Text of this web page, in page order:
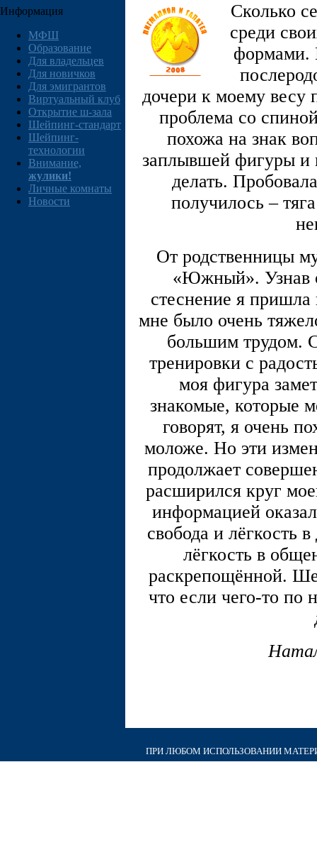
Информация
МФШ
Образование
Для владельцев
Для новичков
Для эмигрантов
Виртуальный клуб
Открытие ш-зала
Шейпинг-стандарт
Шейпинг-
технологии
Внимание,
жулики!
Личные комнаты
Новости
Сколько
среди
формами.
дочери к моему весу
проблема со
похожа на знак
заплывшей фигуры и
делать.
получилось –
От родственницы
«Южный». Узнав
стеснение я пришла
мне было очень
большим трудом.
тренировки с
моя фигура
знакомые, которые
говорят, я очень
моложе. Но эти
продолжает
расширился круг
информацией
свобода и лёгкость
лёгкость в
раскрепощённой.
что если чего-то по
ПРИ ЛЮБОМ ИСПОЛЬЗОВАНИИ